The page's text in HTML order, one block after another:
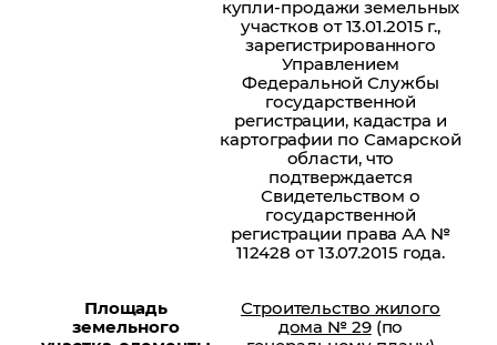
купли-продажи земельных
участков от 13.01.2015 г.,
зарегистрированного
Управлением
Федеральной Службы
государственной
регистрации, кадастра и
картографии по Самарской
области, что
подтверждается
Свидетельством о
государственной
регистрации права АА №
112428 от 13.07.2015 года.
Площадь
земельного
Строительство жилого
дома № 29(по